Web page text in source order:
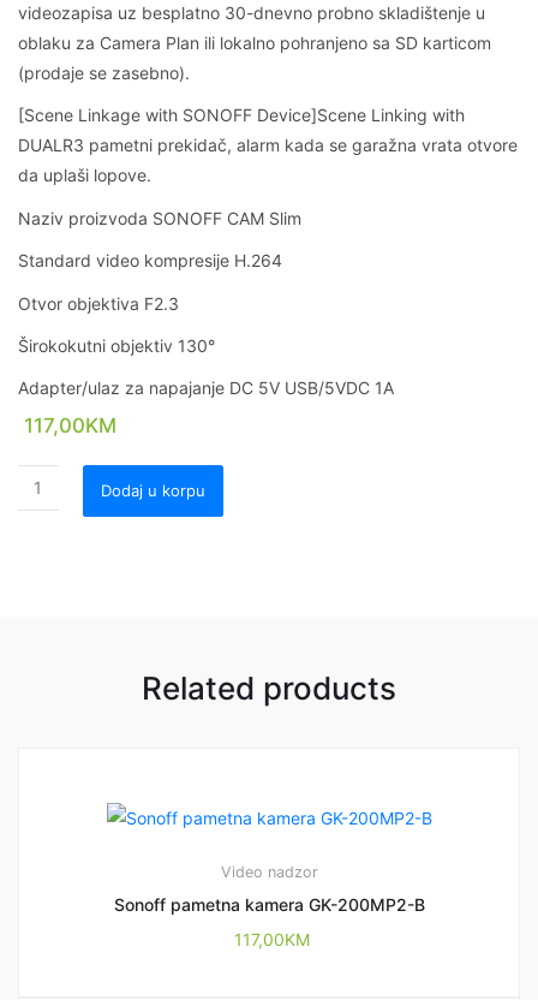
videozapisa uz besplatno 30-dnevno probno skladištenje u
oblaku za Camera Plan ili lokalno pohranjeno sa SD karticom
(prodaje se zasebno).
[Scene Linkage with SONOFF Device]Scene Linking with
DUALR3 pametni prekidač, alarm kada se garažna vrata otvore
da uplaši lopove.
Naziv proizvoda SONOFF CAM Slim
Standard video kompresije H.264
Otvor objektiva F2.3
Širokokutni objektiv 130°
Adapter/ulaz za napajanje DC 5V USB/5VDC 1A
117,00KM
Dodaj u korpu
Related products
Video nadzor
Sonoff pametna kamera GK-200MP2-B
117,00KM